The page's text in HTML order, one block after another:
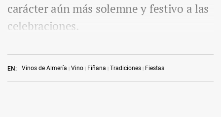
EN: Vinos de Almería Vino Fiñana Tradiciones Fiestas
carácter aún más solemne y festivo a las
celebraciones.